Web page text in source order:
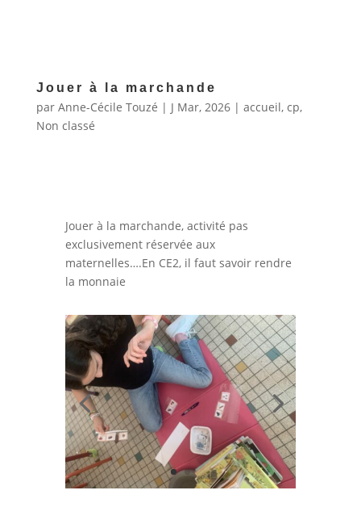
Jouer à la marchande
par Anne-Cécile Touzé | J Mar, 2026| accueil, cp,
Non classé
Jouer à la marchande, activité pas
exclusivement réservée aux
maternelles….En CE2, il faut savoir rendre
la monnaie